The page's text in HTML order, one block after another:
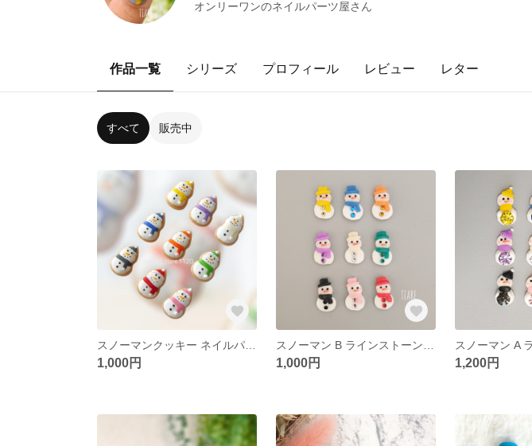
オンリーワンのネイルパーツ屋さん
作品一覧 シリーズ プロフィール レビュー レター
すべて 販売中
1,000円 1,000円 1,200円